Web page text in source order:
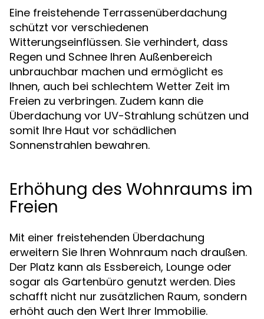
Eine freistehende Terrassenüberdachung
schützt vor verschiedenen
Witterungseinflüssen. Sie verhindert, dass
Regen und Schnee Ihren Außenbereich
unbrauchbar machen und ermöglicht es
Ihnen, auch bei schlechtem Wetter Zeit im
Freien zu verbringen. Zudem kann die
Überdachung vor UV-Strahlung schützen und
somit Ihre Haut vor schädlichen
Sonnenstrahlen bewahren.
Erhöhung des Wohnraums im
Freien
Mit einer freistehenden Überdachung
erweitern Sie Ihren Wohnraum nach draußen.
Der Platz kann als Essbereich, Lounge oder
sogar als Gartenbüro genutzt werden. Dies
schafft nicht nur zusätzlichen Raum, sondern
erhöht auch den Wert Ihrer Immobilie.